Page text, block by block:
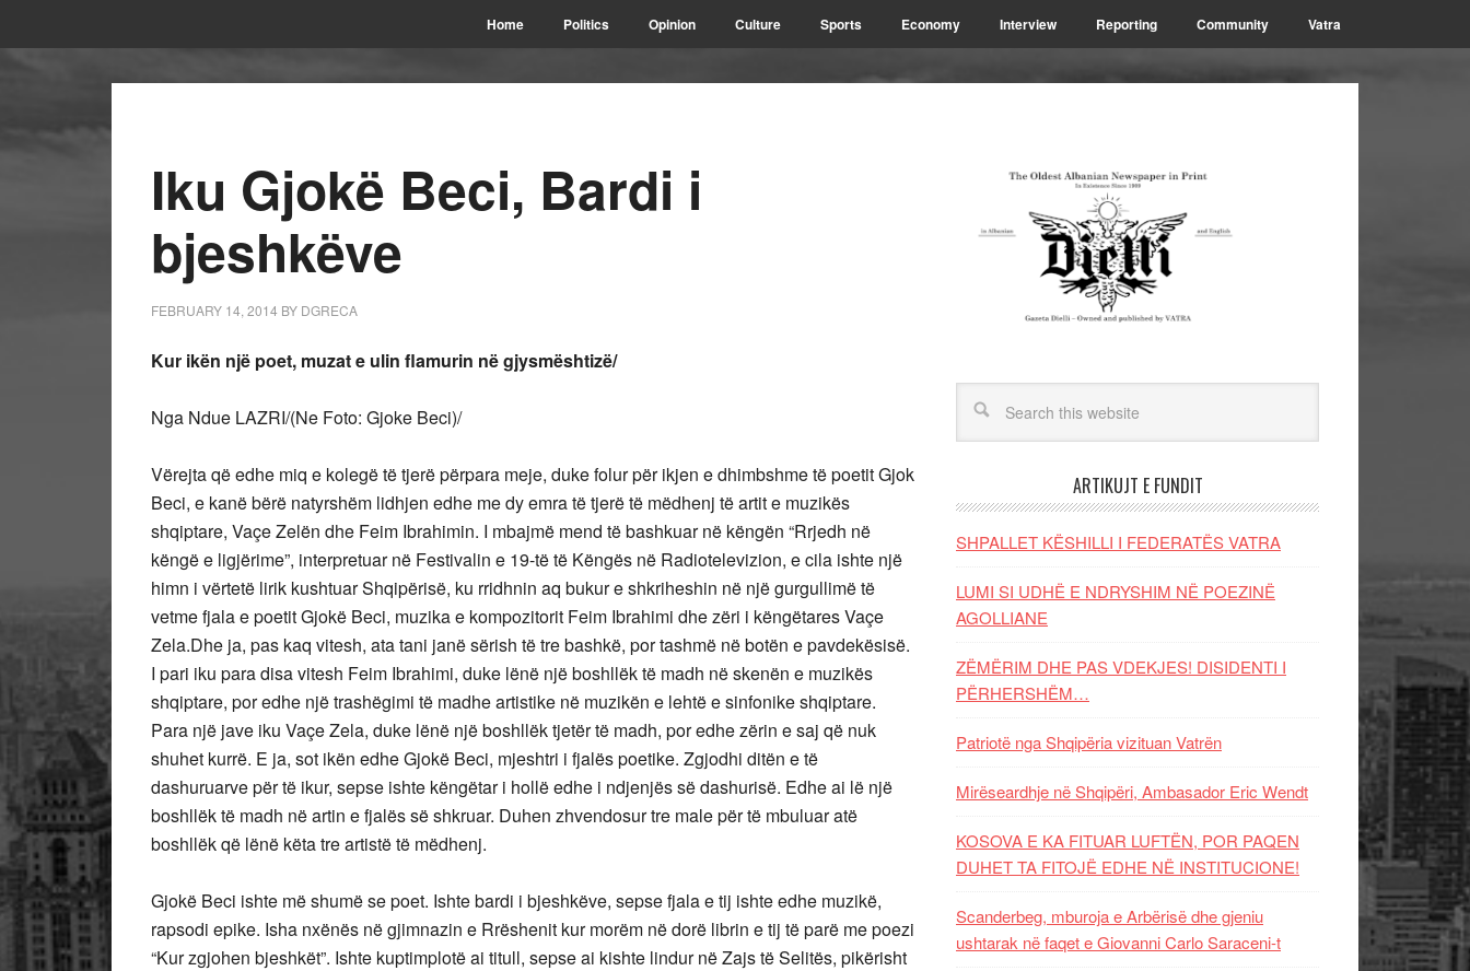
Home Politics Opinion Culture Sports Economy Interview Reporting Community Vatra
Iku Gjokë Beci, Bardi i
bjeshkëve
FEBRUARY 14, 2014 BY DGRECA
Kur ikën një poet, muzat e ulin flamurin në gjysmështizë/
Nga Ndue LAZRI/(Ne Foto: Gjoke Beci)/
Vërejta që edhe miq e kolegë të tjerë përpara meje, duke folur për ikjen e dhimbshme të poetit Gjok
Beci, e kanë bërë natyrshëm lidhjen edhe me dy emra të tjerë të mëdhenj të artit e muzikës
shqiptare, Vaçe Zelën dhe Feim Ibrahimin. I mbajmë mend të bashkuar në këngën “Rrjedh në
këngë e ligjërime”, interpretuar në Festivalin e 19-të të Këngës në Radiotelevizion, e cila ishte një
himn i vërtetë lirik kushtuar Shqipërisë, ku rridhnin aq bukur e shkriheshin në një gurgullimë të
vetme fjala e poetit Gjokë Beci, muzika e kompozitorit Feim Ibrahimi dhe zëri i këngëtares Vaçe
Zela.Dhe ja, pas kaq vitesh, ata tani janë sërish të tre bashkë, por tashmë në botën e pavdekësisë.
I pari iku para disa vitesh Feim Ibrahimi, duke lënë një boshllëk të madh në skenën e muzikës
shqiptare, por edhe një trashëgimi të madhe artistike në muzikën e lehtë e sinfonike shqiptare.
Para një jave iku Vaçe Zela, duke lënë një boshllëk tjetër të madh, por edhe zërin e saj që nuk
shuhet kurrë. E ja, sot ikën edhe Gjokë Beci, mjeshtri i fjalës poetike. Zgjodhi ditën e të
dashuruarve për të ikur, sepse ishte këngëtar i hollë edhe i ndjenjës së dashurisë. Edhe ai lë një
boshllëk të madh në artin e fjalës së shkruar. Duhen zhvendosur tre male për të mbuluar atë
boshllëk që lënë këta tre artistë të mëdhenj.
Gjokë Beci ishte më shumë se poet. Ishte bardi i bjeshkëve, sepse fjala e tij ishte edhe muzikë,
rapsodi epike. Isha nxënës në gjimnazin e Rrëshenit kur morëm në dorë librin e tij të parë me poezi
“Kur zgjohen bjeshkët”. Ishte kuptimplotë ai titull, sepse ai kishte lindur në Zajs të Selitës, pikërisht
ARTIKUJT E FUNDIT
SHPALLET KËSHILLI I FEDERATËS VATRA
LUMI SI UDHË E NDRYSHIM NË POEZINË
AGOLLIANE
ZËMËRIM DHE PAS VDEKJES! DISIDENTI I
PËRHERSHËM…
Patriotë nga Shqipëria vizituan Vatrën
Mirëseardhje në Shqipëri, Ambasador Eric Wendt
KOSOVA E KA FITUAR LUFTËN, POR PAQEN
DUHET TA FITOJË EDHE NË INSTITUCIONE!
Scanderbeg, mburoja e Arbërisë dhe gjeniu
ushtarak në faqet e Giovanni Carlo Saraceni-t